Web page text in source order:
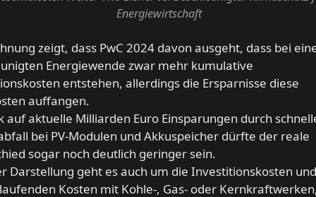
Energiewirtschaft
zeigt, dass PwC 2024 davon ausgeht, dass bei
Energiewende zwar mehr kumulative
entstehen, allerdings die Ersparnisse diese
auffangen.
auf aktuelle Milliarden Euro Einsparungen durch
bei PV-Modulen und Akkuspeicher dürfte der reale
sogar noch deutlich geringer sein.
Darstellung geht es auch um die Investitionskosten
Kosten mit Kohle-, Gas- oder